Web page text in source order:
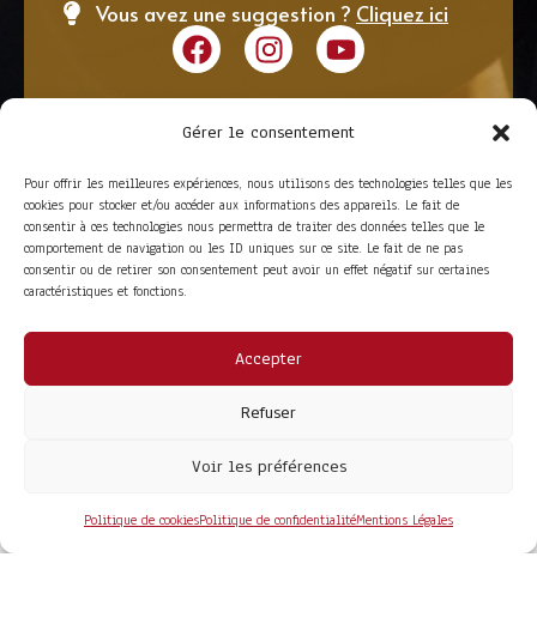
Gérer le consentement
Pour offrir les meilleures expériences, nous utilisons des technologies telles que les
cookies pour stocker et/ou accéder aux informations des appareils. Le fait de
consentir à ces technologies nous permettra de traiter des données telles que le
comportement de navigation ou les ID uniques sur ce site. Le fait de ne pas
consentir ou de retirer son consentement peut avoir un effet négatif sur certaines
caractéristiques et fonctions.
Accepter
Refuser
Voir les préférences
Politique de cookiesPolitique de confidentialitéMentions Légales
Vous avez une suggestion ? Cliquez ici
Adhérer
Conditions Générales de Vente
Mentions Légales